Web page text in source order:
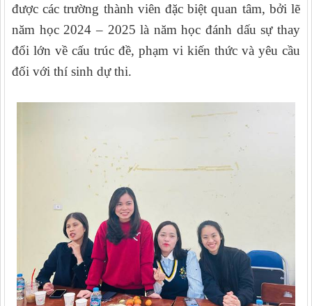
được các trường thành viên đặc biệt quan tâm, bởi lẽ
năm học 2024 – 2025 là năm học đánh dấu sự thay
đổi lớn về cấu trúc đề, phạm vi kiến thức và yêu cầu
đối với thí sinh dự thi.